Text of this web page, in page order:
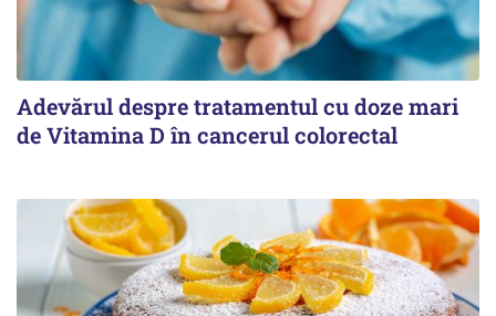
Adevărul despre tratamentul cu doze mari
de Vitamina D în cancerul colorectal